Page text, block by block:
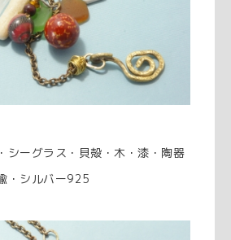
シーグラス・貝殻・木・漆・陶器
・シルバー925